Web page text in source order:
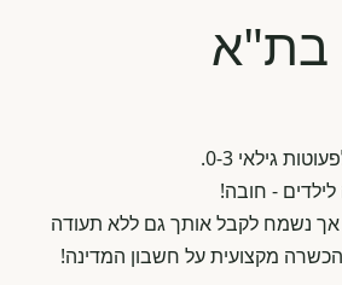
בת"א
גילאי 0-3.
- חובה!
- אך נשמח לקבל אותך גם ללא תעודה
מקצועית על חשבון המדינה!